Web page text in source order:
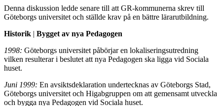
Denna diskussion ledde senare till att GR-kommunerna skrev till
Göteborgs universitet och ställde krav på en bättre lärarutbildning.
Historik | Bygget av nya Pedagogen
1998: Göteborgs universitet påbörjar en lokaliseringsutredning
vilken resulterar i beslutet att nya Pedagogen ska ligga vid Sociala
huset.
Juni 1999: En avsiktsdeklaration undertecknas av Göteborgs Stad,
Göteborgs universitet och Higabgruppen om att gemensamt utveckla
och bygga nya Pedagogen vid Sociala huset.